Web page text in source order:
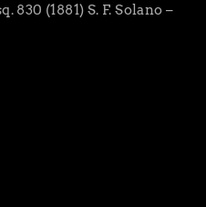
830 (1881) S. F. Solano –